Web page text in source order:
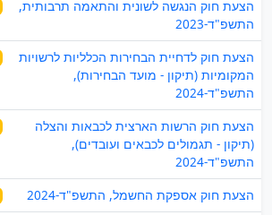
הצעת חוק הנגשה לשונית והתאמה תרבותית,
התשפ"ד-2023
הצעת חוק לדחיית הבחירות הכלליות לרשויות
המקומיות (תיקון - מועד הבחירות),
התשפ"ד-2024
הצעת חוק הרשות הארצית לכבאות והצלה
(תיקון - תגמולים לכבאים ועובדים),
התשפ"ד-2024
הצעת חוק אספקת החשמל, התשפ"ד-2024